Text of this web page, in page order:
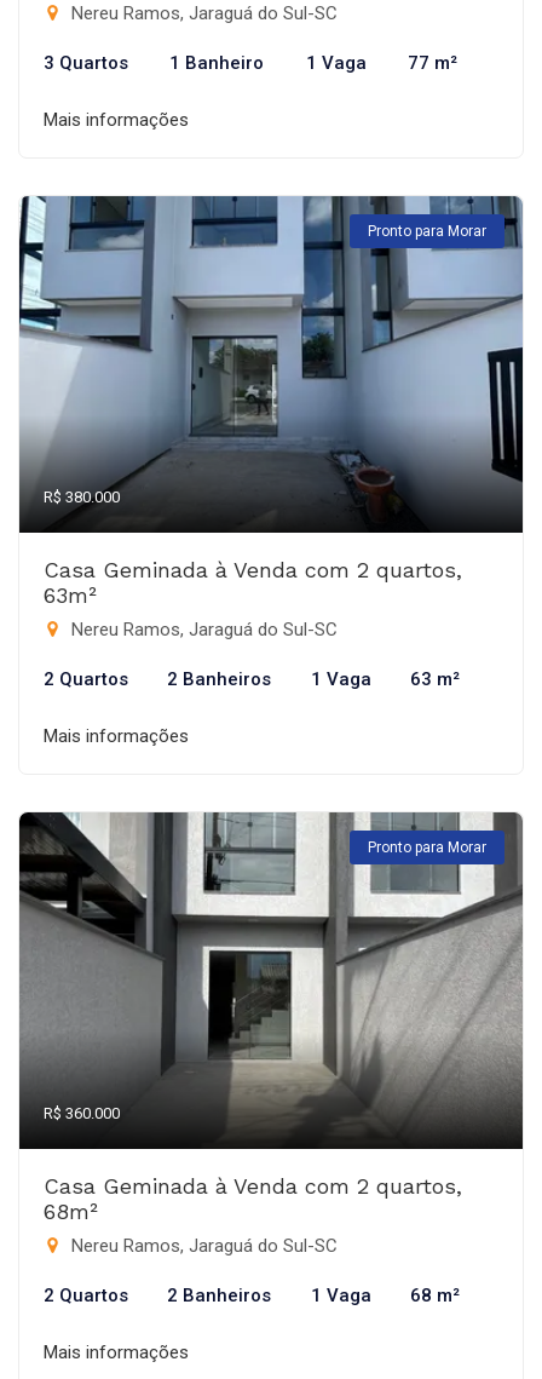
Nereu Ramos, Jaraguá do Sul-SC
3 Quartos 1 Banheiro 1 Vaga 77 m²
Mais informações
Pronto para Morar
R$ 380.000
Casa Geminada à Venda com 2 quartos,
63m²
Nereu Ramos, Jaraguá do Sul-SC
2 Quartos 2 Banheiros 1 Vaga 63 m²
Mais informações
Pronto para Morar
R$ 360.000
Casa Geminada à Venda com 2 quartos,
68m²
Nereu Ramos, Jaraguá do Sul-SC
2 Quartos 2 Banheiros 1 Vaga 68 m²
Mais informações